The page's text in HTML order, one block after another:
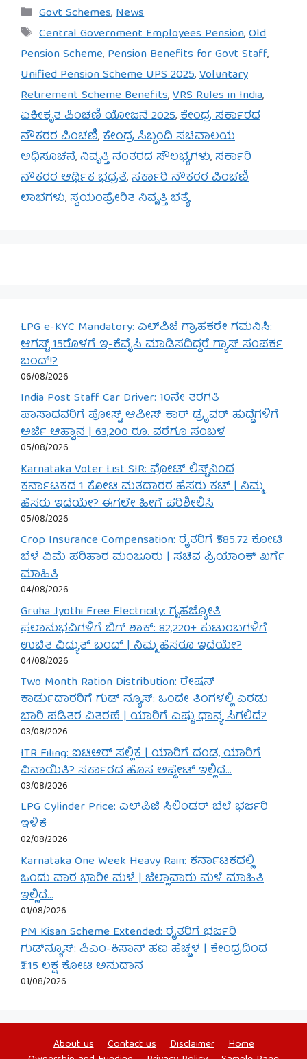
Categories
Govt Schemes,News
Tags
Central Government Employees Pension,Old
Pension Scheme,Pension Benefits for Govt Staff,
Unified Pension Scheme UPS 2025,Voluntary
Retirement Scheme Benefits,VRS Rules in India,
ಏಕೀಕೃತ ಪಿಂಚಣಿ ಯೋಜನೆ 2025,ಕೇಂದ್ರ ಸರ್ಕಾರದ
ನೌಕರರ ಪಿಂಚಣಿ,ಕೇಂದ್ರ ಸಿಬ್ಬಂದಿ ಸಚಿವಾಲಯ
ಅಧಿಸೂಚನೆ,ನಿವೃತ್ತಿ ನಂತರದ ಸೌಲಭ್ಯಗಳು,ಸರ್ಕಾರಿ
ನೌಕರರ ಆರ್ಥಿಕ ಭದ್ರತೆ,ಸರ್ಕಾರಿ ನೌಕರರ ಪಿಂಚಣಿ
ಲಾಭಗಳು,ಸ್ವಯಂಪ್ರೇರಿತ ನಿವೃತ್ತಿ ಭತ್ಯೆ
LPG e-KYC Mandatory: ಎಲ್‌ಪಿಜಿ ಗ್ರಾಹಕರೇ ಗಮನಿಸಿ:
ಆಗಸ್ಟ್ 15ರೊಳಗೆ ಇ-ಕೆವೈಸಿ ಮಾಡಿಸದಿದ್ದರೆ ಗ್ಯಾಸ್ ಸಂಪರ್ಕ
ಬಂದ್!?
06/08/2026
India Post Staff Car Driver: 10ನೇ ತರಗತಿ
ಪಾಸಾದವರಿಗೆ ಪೋಸ್ಟ್ ಆಫೀಸ್ ಕಾರ್ ಡ್ರೈವರ್ ಹುದ್ದೆಗಳಿಗೆ
ಅರ್ಜಿ ಆಹ್ವಾನ | 63,200 ರೂ. ವರೆಗೂ ಸಂಬಳ
05/08/2026
Karnataka Voter List SIR: ವೋಟ್ ಲಿಸ್ಟ್‌ನಿಂದ
ಕರ್ನಾಟಕದ 1 ಕೋಟಿ ಮತದಾರರ ಹೆಸರು ಕಟ್ | ನಿಮ್ಮ
ಹೆಸರು ಇದೆಯೇ? ಈಗಲೇ ಹೀಗೆ ಪರಿಶೀಲಿಸಿ
05/08/2026
Crop Insurance Compensation: ರೈತರಿಗೆ ₹585.72 ಕೋಟಿ
ಬೆಳೆ ವಿಮೆ ಪರಿಹಾರ ಮಂಜೂರು | ಸಚಿವ ಪ್ರಿಯಾಂಕ್ ಖರ್ಗೆ
ಮಾಹಿತಿ
04/08/2026
Gruha Jyothi Free Electricity: ಗೃಹಜ್ಯೋತಿ
ಫಲಾನುಭವಿಗಳಿಗೆ ಬಿಗ್ ಶಾಕ್: 82,220+ ಕುಟುಂಬಗಳಿಗೆ
ಉಚಿತ ವಿದ್ಯುತ್ ಬಂದ್ | ನಿಮ್ಮ ಹೆಸರೂ ಇದೆಯೇ?
04/08/2026
Two Month Ration Distribution: ರೇಷನ್
ಕಾರ್ಡುದಾರರಿಗೆ ಗುಡ್ ನ್ಯೂಸ್: ಒಂದೇ ತಿಂಗಳಲ್ಲಿ ಎರಡು
ಬಾರಿ ಪಡಿತರ ವಿತರಣೆ | ಯಾರಿಗೆ ಎಷ್ಟು ಧಾನ್ಯ ಸಿಗಲಿದೆ?
03/08/2026
ITR Filing: ಐಟಿಆರ್ ಸಲ್ಲಿಕೆ | ಯಾರಿಗೆ ದಂಡ, ಯಾರಿಗೆ
ವಿನಾಯಿತಿ? ಸರ್ಕಾರದ ಹೊಸ ಅಪ್ಡೇಟ್ ಇಲ್ಲಿದೆ…
03/08/2026
LPG Cylinder Price: ಎಲ್‌ಪಿಜಿ ಸಿಲಿಂಡರ್ ಬೆಲೆ ಭರ್ಜರಿ
ಇಳಿಕೆ
02/08/2026
Karnataka One Week Heavy Rain: ಕರ್ನಾಟಕದಲ್ಲಿ
ಒಂದು ವಾರ ಭಾರೀ ಮಳೆ | ಜಿಲ್ಲಾವಾರು ಮಳೆ ಮಾಹಿತಿ
ಇಲ್ಲಿದೆ…
01/08/2026
PM Kisan Scheme Extended: ರೈತರಿಗೆ ಭರ್ಜರಿ
ಗುಡ್‌ನ್ಯೂಸ್: ಪಿಎಂ-ಕಿಸಾನ್ ಹಣ ಹೆಚ್ಚಳ | ಕೇಂದ್ರದಿಂದ
₹3.15 ಲಕ್ಷ ಕೋಟಿ ಅನುದಾನ
01/08/2026
About us Contact us Disclaimer
Home